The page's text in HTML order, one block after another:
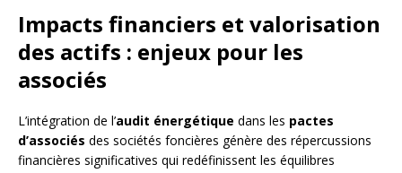
Impacts financiers et valorisation
des actifs : enjeux pour les
associés
L’intégration de l’audit énergétique dans les pactes
d’associés des sociétés foncières génère des répercussions
financières significatives qui redéfinissent les équilibres